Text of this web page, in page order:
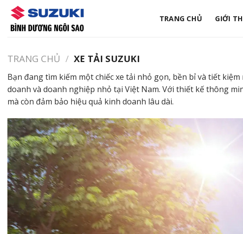
qua
nội
TRANG CHỦ GIỚI
TRANG CHỦ / XE TẢI SUZUKI
Bạn đang tìm kiếm một chiếc xe tải nhỏ gọn, bền bỉ và tiết
doanh và doanh nghiệp nhỏ tại Việt Nam. Với thiết kế thông
mà còn đảm bảo hiệu quả kinh doanh lâu dài.